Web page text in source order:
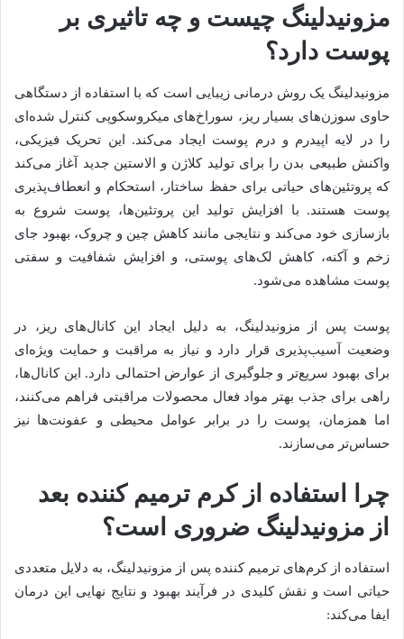
مزونیدلینگ چیست و چه تاثیری بر
پوست دارد؟
مزونیدلینگ یک روش درمانی زیبایی است که با استفاده از دستگاهی
حاوی سوزن‌های بسیار ریز، سوراخ‌های میکروسکوپی کنترل شده‌ای
را در لایه اپیدرم و درم پوست ایجاد می‌کند. این تحریک فیزیکی،
واکنش طبیعی بدن را برای تولید کلاژن و الاستین جدید آغاز می‌کند
که پروتئین‌های حیاتی برای حفظ ساختار، استحکام و انعطاف‌پذیری
پوست هستند. با افزایش تولید این پروتئین‌ها، پوست شروع به
بازسازی خود می‌کند و نتایجی مانند کاهش چین و چروک، بهبود جای
زخم و آکنه، کاهش لک‌های پوستی، و افزایش شفافیت و سفتی
پوست مشاهده می‌شود.
پوست پس از مزونیدلینگ، به دلیل ایجاد این کانال‌های ریز، در
وضعیت آسیب‌پذیری قرار دارد و نیاز به مراقبت و حمایت ویژه‌ای
برای بهبود سریع‌تر و جلوگیری از عوارض احتمالی دارد. این کانال‌ها،
راهی برای جذب بهتر مواد فعال محصولات مراقبتی فراهم می‌کنند،
اما همزمان، پوست را در برابر عوامل محیطی و عفونت‌ها نیز
حساس‌تر می‌سازند.
چرا استفاده از کرم ترمیم کننده بعد
از مزونیدلینگ ضروری است؟
استفاده از کرم‌های ترمیم کننده پس از مزونیدلینگ، به دلایل متعددی
حیاتی است و نقش کلیدی در فرآیند بهبود و نتایج نهایی این درمان
ایفا می‌کند: